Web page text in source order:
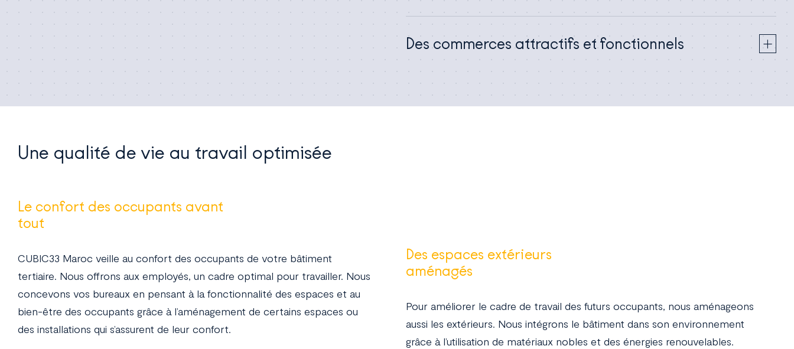
Des commerces attractifs et fonctionnels
Une qualité de vie au travail optimisée
Le confort des occupants avant
tout
CUBIC33 Maroc veille au confort des occupants de votre bâtiment
tertiaire. Nous offrons aux employés, un cadre optimal pour travailler. Nous
concevons vos bureaux en pensant à la fonctionnalité des espaces et au
bien-être des occupants grâce à l’aménagement de certains espaces ou
des installations qui s’assurent de leur confort.
Des espaces extérieurs
aménagés
Pour améliorer le cadre de travail des futurs occupants, nous aménageons
aussi les extérieurs. Nous intégrons le bâtiment dans son environnement
grâce à l’utilisation de matériaux nobles et des énergies renouvelables.